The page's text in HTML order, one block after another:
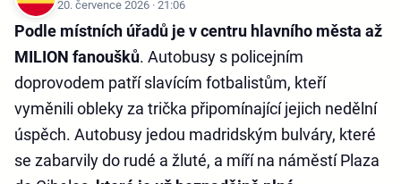
20. července 2026 · 21:06
Podle místních úřadů je v centru hlavního města až
MILION fanoušků. Autobusy s policejním
doprovodem patří slavícím fotbalistům, kteří
vyměnili obleky za trička připomínající jejich nedělní
úspěch. Autobusy jedou madridským bulváry, které
se zabarvily do rudé a žluté, a míří na náměstí Plaza